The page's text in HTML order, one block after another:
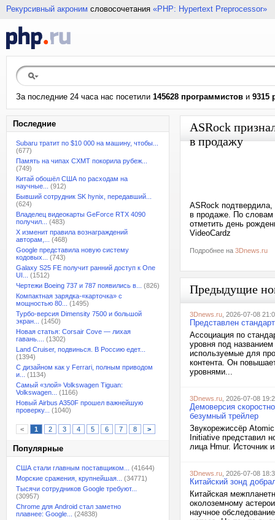
Рекурсивный акроним словосочетания «PHP: Hypertext Preprocessor»
За последние 24 часа нас посетили 145628 программистов и 9315
Последние
Subaru тратит по $10 000 на машину, чтобы...
(677)
Память на чипах CXMT покорила рубеж...
(749)
Китай обошёл США по расходам на
научные...
(912)
Бывший сотрудник SK hynix, передавший...
(624)
Владелец видеокарты GeForce RTX 4090
получил...
(483)
X изменит правила вознаграждений
авторам,...
(468)
Google представила новую систему
кодовых...
(743)
Galaxy S25 FE получит ранний доступ к One
UI...
(1512)
Чертежи Boeing 737 и 787 появились в...
(826)
Компактная зарядка-«карточка» с
мощностью 80...
(1495)
Турбо-версия Dimensity 7500 и большой
экран...
(1450)
Новая статья: Corsair Cove — лихая
гавань....
(1302)
Land Cruiser, подвинься. В Россию едет...
(1394)
С дизайном как у Ferrari, полным приводом
и...
(1134)
Самый «злой» Volkswagen Tiguan:
Volkswagen...
(1166)
Новый Airbus A350F прошел важнейшую
проверку...
(1040)
< 1 2 3 4 5 6 7 8 >
Популярные
США стали главным поставщиком...
(41644)
Морские сражения, крупнейшая...
(34771)
Тысячи сотрудников Google требуют...
(30957)
Chrome для Android стал заметно
плавнее: Google...
(24838)
ASRock
в продажу
ASRock подтвердила,
в продаже. По словам
отметить день
VideoCardz
Подробнее на 3Dnews.ru
Предыдущие
3Dnews.ru , 2026-07-08
Представлен
Ассоциация по
уровня под
используемые для
контента. Он
уровнями...
3Dnews.ru , 2026-07-08
Демоверсия
безумный трейлер
Звукорежиссёр
Initiative представил
лица Hmur. Источник
3Dnews.ru , 2026-07-08
Китайский зонд
Китайская
околоземному
научное